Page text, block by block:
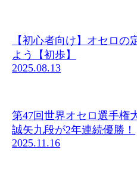
【初心者向け】オセロの
よう【初歩】
2025.08.13
第47回世界オセロ選手権
誠矢九段が2年連続優勝！
2025.11.16